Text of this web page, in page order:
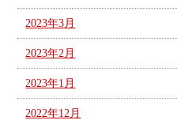
2023年3月
2023年2月
2023年1月
2022年12月